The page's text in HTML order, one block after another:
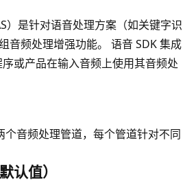
是针对语音处理方案（如关键字识
音频处理增强功能。 语音 SDK 集成
或产品在输入音频上使用其音频处
音频处理管道，每个管道针对不同
认值）